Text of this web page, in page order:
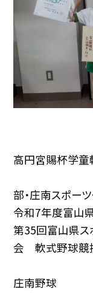
高円宮賜杯学
次
部・庄南スポー
令和7年度富山
第35回富山県
会 軟式野球競
第３
庄南野球